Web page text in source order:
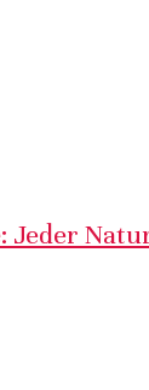
Jeder